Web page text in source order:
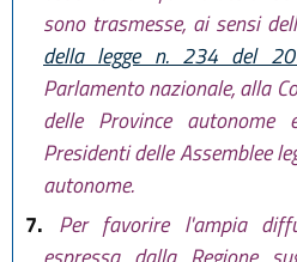
sono trasmesse, ai sensi
della legge n. 234 del
Parlamento nazionale, alla
delle Province autonome
Presidenti delle Assemblee
autonome.
7. Per favorire l'ampia